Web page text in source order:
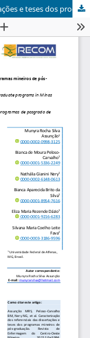
Caracterização dos referenciais das dissertações e teses dos programas mineiros de pós-graduação